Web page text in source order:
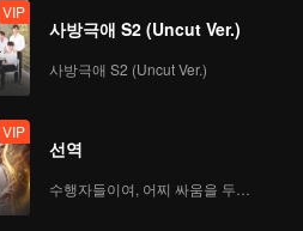
VIP
사방극애 S2 (Uncut Ver.)
사방극애 S2 (Uncut Ver.)
VIP
선역